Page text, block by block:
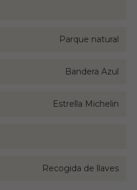
Parque natural
Bandera Azul
Estrella Michelin
Recogida de llaves